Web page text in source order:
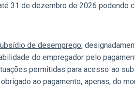
31 de dezembro de 2026 podendo
de desemprego,
do empregador pelo
permitidas para acesso ao
ao pagamento, apenas, do